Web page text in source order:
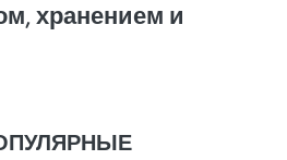
хранением и